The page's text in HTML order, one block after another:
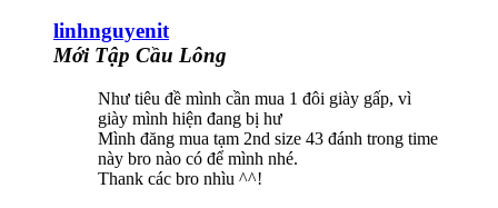
linhnguyenit
Mới Tập Cầu Lông
Như tiêu đề mình cần mua 1 đôi giày gấp, vì
giày mình hiện đang bị hư
Mình đăng mua tạm 2nd size 43 đánh trong time
này bro nào có để mình nhé.
Thank các bro nhìu ^^!